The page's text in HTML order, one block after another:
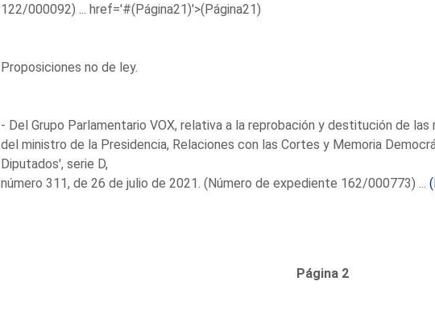
122/000092) ... href='#(Página21)'>(Página21)
Proposiciones no de ley.
- Del Grupo Parlamentario VOX, relativa a la reprobación y destitución de
del ministro de la Presidencia, Relaciones con las Cortes y Memoria
Diputados', serie D,
número 311, de 26 de julio de 2021. (Número de expediente 162/000773) ...
Página 2